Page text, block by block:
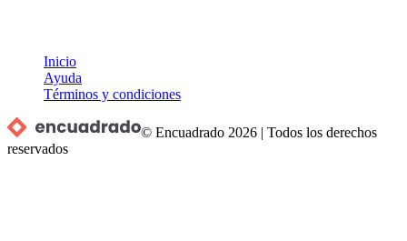
Inicio
Ayuda
Términos y condiciones
© Encuadrado 2026 |Todos los derechos
reservados